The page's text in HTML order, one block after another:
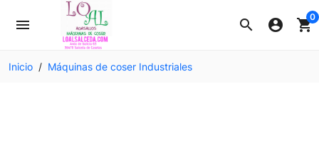
search
menu account_circle shopping_cart0
Inicio Máquinas de coser Industriales